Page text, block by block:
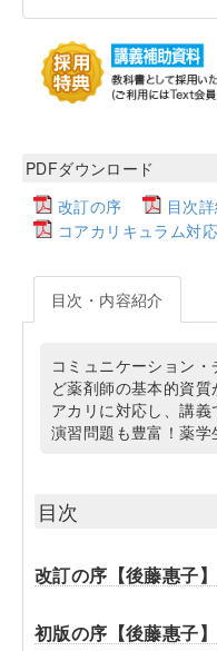
PDFダウンロード
改訂の序
目次
コアカリキュラム対
目次・内容紹介
コミュニケーション
ど薬剤師の基本的資
アカリに対応し、講
演習問題も豊富！薬学
目次
改訂の序【後藤惠子】
初版の序【後藤惠子】